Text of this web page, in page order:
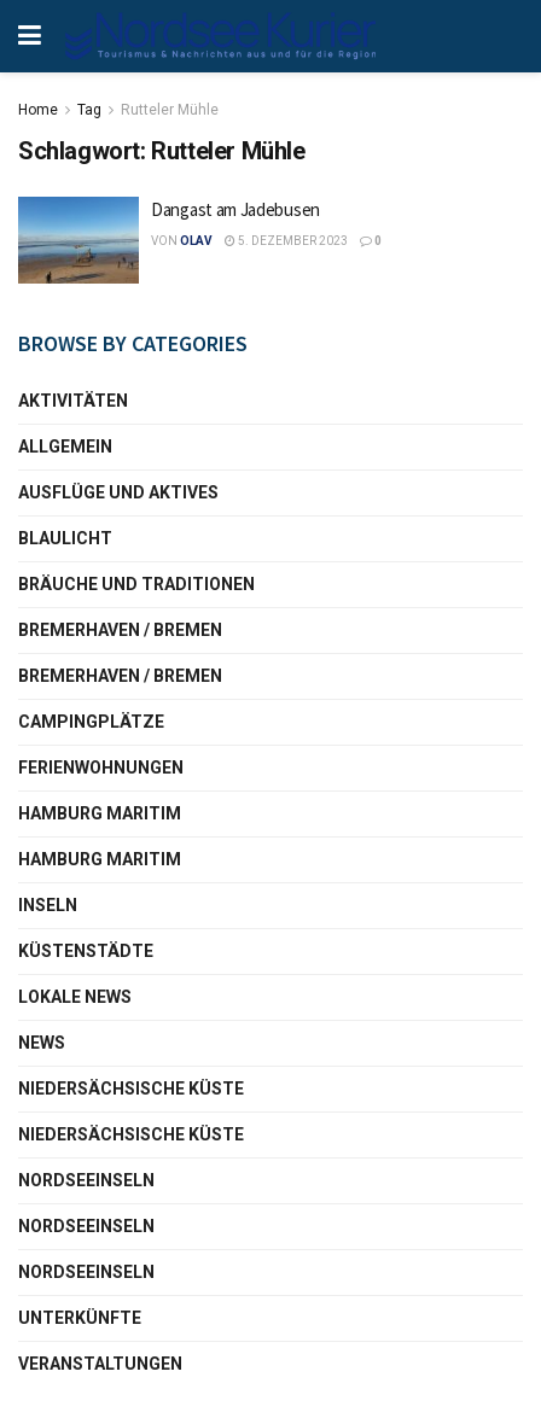
Home Tag Rutteler Mühle
Schlagwort: Rutteler Mühle
Dangast am Jadebusen
VON OLAV 5. DEZEMBER 2023 0
BROWSE BY CATEGORIES
AKTIVITÄTEN
ALLGEMEIN
AUSFLÜGE UND AKTIVES
BLAULICHT
BRÄUCHE UND TRADITIONEN
BREMERHAVEN / BREMEN
BREMERHAVEN / BREMEN
CAMPINGPLÄTZE
FERIENWOHNUNGEN
HAMBURG MARITIM
HAMBURG MARITIM
INSELN
KÜSTENSTÄDTE
LOKALE NEWS
NEWS
NIEDERSÄCHSISCHE KÜSTE
NIEDERSÄCHSISCHE KÜSTE
NORDSEEINSELN
NORDSEEINSELN
NORDSEEINSELN
UNTERKÜNFTE
VERANSTALTUNGEN